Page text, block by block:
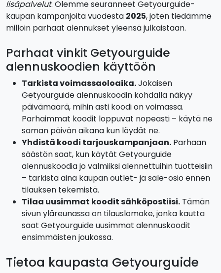
lisäpalvelut. Olemme seuranneet Getyourguide-
kaupan kampanjoita vuodesta 2025, joten tiedämme
milloin parhaat alennukset yleensä julkaistaan.
Parhaat vinkit Getyourguide
alennuskoodien käyttöön
Tarkista voimassaoloaika.Jokaisen
Getyourguide alennuskoodin kohdalla näkyy
päivämäärä, mihin asti koodi on voimassa.
Parhaimmat koodit loppuvat nopeasti – käytä ne
saman päivän aikana kun löydät ne.
Yhdistä koodi tarjouskampanjaan. Parhaan
säästön saat, kun käytät Getyourguide
alennuskoodia jo valmiiksi alennettuihin tuotteisiin
– tarkista aina kaupan outlet- ja sale-osio ennen
tilauksen tekemistä.
Tilaa uusimmat koodit sähköpostiisi. Tämän
sivun yläreunassa on tilauslomake, jonka kautta
saat Getyourguide uusimmat alennuskoodit
ensimmäisten joukossa.
Tietoa kaupasta Getyourguide